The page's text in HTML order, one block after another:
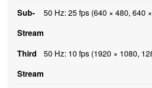
Sub-
Stream
50 Hz: 25 fps (640 × 480, 640
Third
Stream
50 Hz: 10 fps (1920 × 1080,